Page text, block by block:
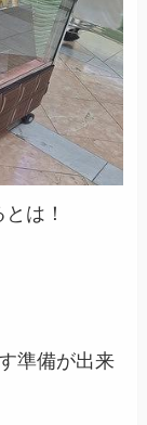
は！
準備が出来